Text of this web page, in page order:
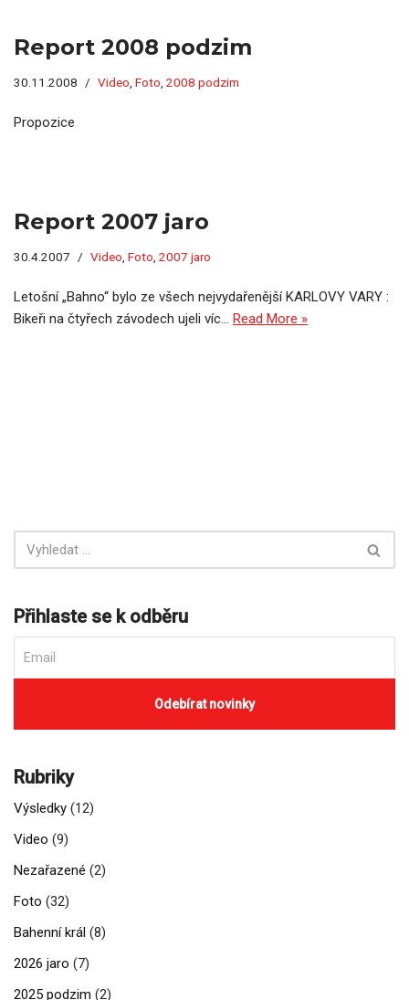
Report 2008 podzim
30.11.2008 Video Foto 2008 podzim
Propozice
Report 2007 jaro
30.4.2007 Video Foto 2007 jaro
Letošní „Bahno“ bylo ze všech nejvydařenější KARLOVY VARY :
Bikeři na čtyřech závodech ujeli víc… Read More »
Přihlaste se k odběru
Rubriky
Výsledky (12)
Video (9)
Nezařazené (2)
Foto (32)
Bahenní král (8)
2026 jaro (7)
2025 podzim (2)